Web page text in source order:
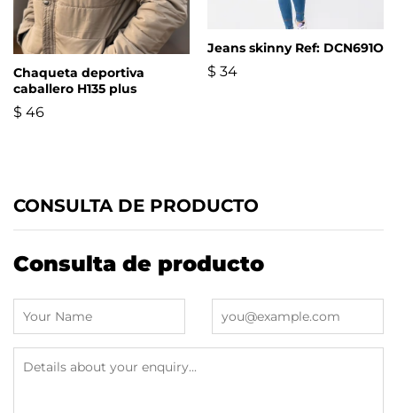
Chaqueta deportiva
caballero H135 plus
$ 46
Jeans skinny Ref: DCN691O
$ 34
CONSULTA DE PRODUCTO
Consulta de producto